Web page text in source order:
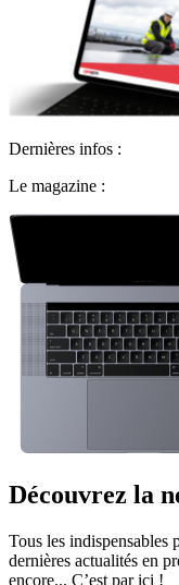
Dernières infos :
Le magazine :
Découvrez la
Tous les indispensables
dernières actualités en
encore... C’est par ici !